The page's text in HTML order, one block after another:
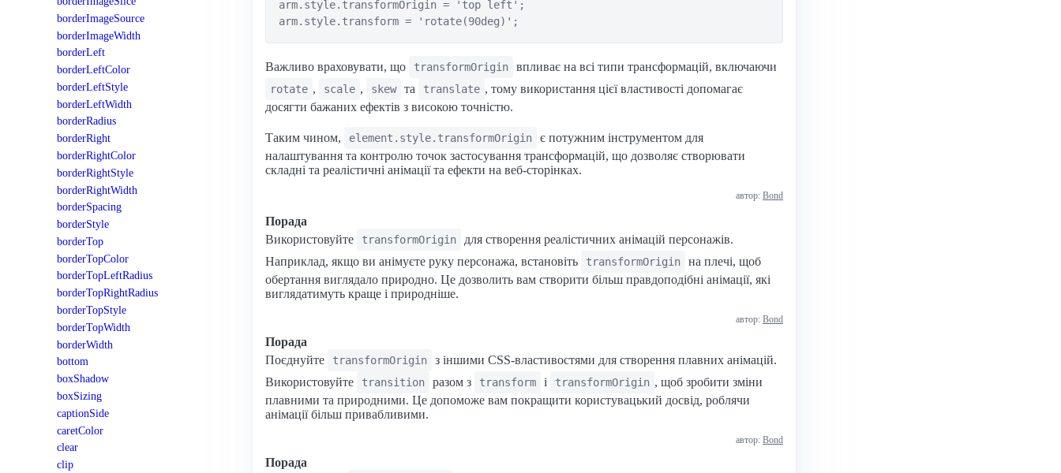
borderImageSource
borderImageWidth
borderLeft
borderLeftColor
borderLeftStyle
borderLeftWidth
borderRadius
borderRight
borderRightColor
borderRightStyle
borderRightWidth
borderSpacing
borderStyle
borderTop
borderTopColor
borderTopLeftRadius
borderTopRightRadius
borderTopStyle
borderTopWidth
borderWidth
bottom
boxShadow
boxSizing
captionSide
caretColor
clear
clip
arm.style.transformOrigin = 'top left';
Важливо враховувати, що transformOrigin впливає на всі типи трансформацій, включаючи
rotate , scale , skew та translate , тому використання цієї властивості допомагає
досягти бажаних ефектів з високою точністю.
Таким чином, element.style.transformOrigin
є потужним інструментом для
налаштування та контролю точок застосування трансформацій, що дозволяє створювати
складні та реалістичні анімації та ефекти на веб-сторінках.
автор: Bond
Порада
Використовуйте
transformOrigin
для створення реалістичних анімацій персонажів.
Наприклад, якщо ви анімуєте руку персонажа, встановіть
transformOrigin
на плечі, щоб
обертання виглядало природно. Це дозволить вам створити більш правдоподібні анімації, які
виглядатимуть краще і природніше.
автор: Bond
Порада
Поєднуйте
transformOrigin
з іншими CSS-властивостями для створення плавних анімацій.
Використовуйте
transition разом з transform і transformOrigin , щоб зробити зміни
плавними та природними. Це допоможе вам покращити користувацький досвід, роблячи
анімації більш привабливими.
автор: Bond
Порада